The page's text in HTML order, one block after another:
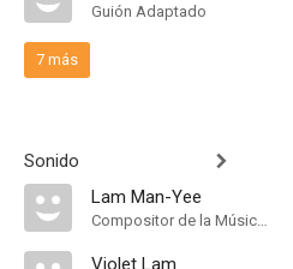
Guión Adaptado
7 más
Sonido
Lam Man-Yee
Compositor de la Música Original
Violet Lam